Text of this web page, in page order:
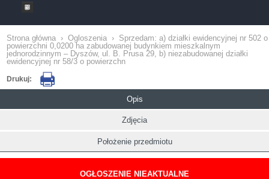
Strona główna › Ogloszenia › Sprzedam: a) działki ewidencyjnej nr 502 o
powierzchni 0,0200 ha zabudowanej budynkiem mieszkalnym
jednorodzinnym – Dyszów, ul. B. Prusa 29, b) niezabudowanej działki
ewidencyjnej nr 58/3 o powierzchn
Drukuj:
Opis
Zdjęcia
Położenie przedmiotu
OGŁOSZENIE NIEAKTUALNE